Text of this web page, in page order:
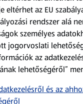
64
3
eltérhet az EU
rendszer alá
személyes
jogorvoslati
az
lehetőségéről”
és az